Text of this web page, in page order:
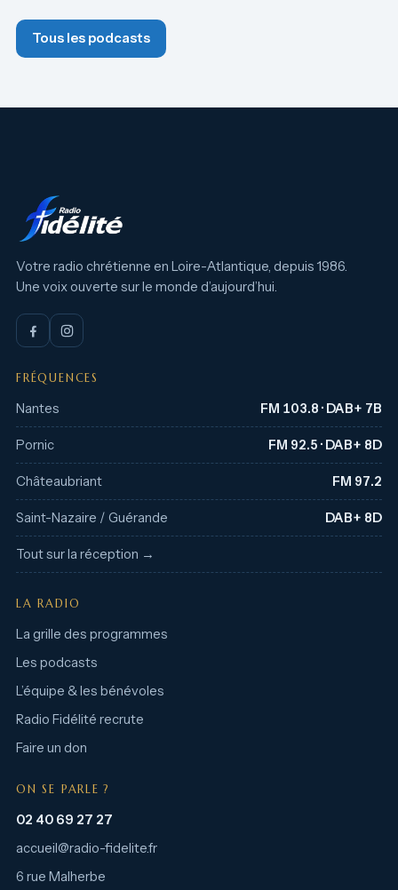
Tous les podcasts
Votre radio chrétienne en Loire-Atlantique, depuis 1986.
Une voix ouverte sur le monde d’aujourd’hui.
FRÉQUENCES
Nantes FM 103.8 · DAB+ 7B
Pornic FM 92.5 · DAB+ 8D
Châteaubriant FM 97.2
Saint-Nazaire / Guérande DAB+ 8D
Tout sur la réception →
LA RADIO
La grille des programmes
Les podcasts
L’équipe & les bénévoles
Radio Fidélité recrute
Faire un don
ON SE PARLE ?
02 40 69 27 27
accueil@radio-fidelite.fr
6 rue Malherbe